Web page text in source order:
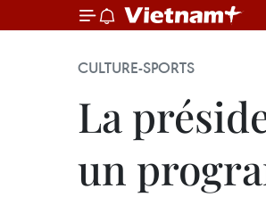
CULTURE-SPORTS
La
un